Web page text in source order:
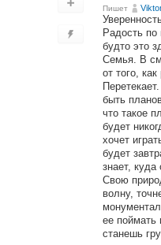
Пишет
Радость по
будто это
Семья. В
от того,
быть
что такое
будет
хочет
будет
знает,
Свою
волну,
ее поймать
станешь